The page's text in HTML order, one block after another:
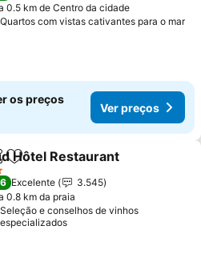
0.5 km de Centro da cidade
Quartos com vistas cativantes para o mar
os preços
Ver preços
Adicionar aos favoritos
Hôtel Restaurant
Excelente
3.545
0.8 km da praia
Seleção e conselhos de vinhos
especializados